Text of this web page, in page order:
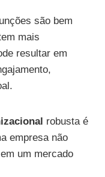
são bem
mais
resultar em
robusta é
empresa não
um mercado